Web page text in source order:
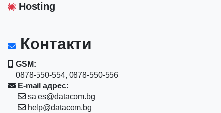
Hosting
Контакти
GSM:
0878-550-554, 0878-550-556
E-mail адрес:
sales@datacom.bg
help@datacom.bg